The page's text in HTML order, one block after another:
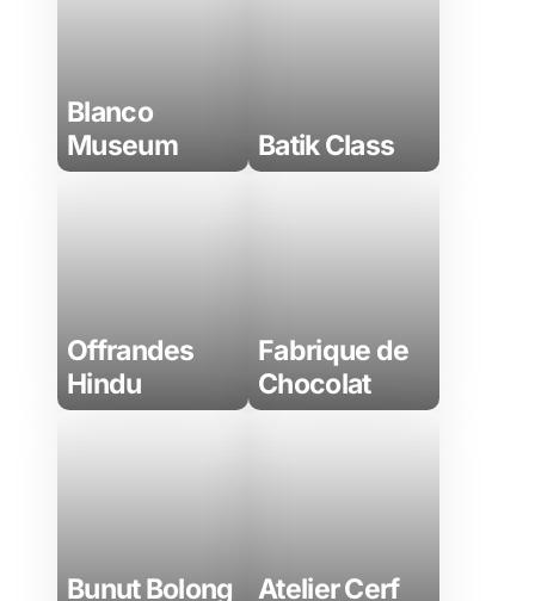
Blanco
Museum
Batik Class
Offrandes
Hindu
Fabrique de
Chocolat
Bunut Bolong Atelier Cerf